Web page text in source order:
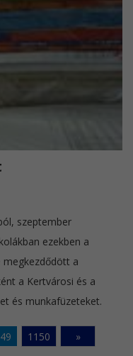
szeptember
ezekben a
megkezdődött a
a Kertvárosi és a
és munkafüzeteket.
1150 »